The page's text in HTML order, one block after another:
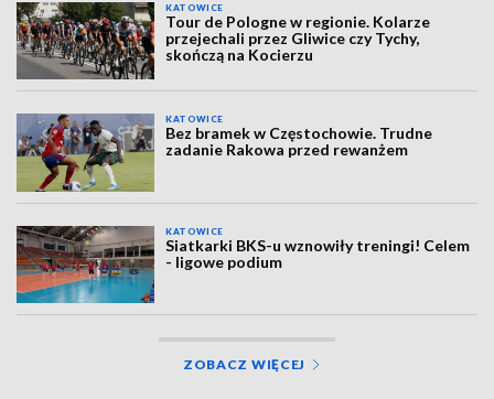
KATOWICE
Tour de Pologne w regionie. Kolarze
przejechali przez Gliwice czy Tychy,
skończą na Kocierzu
KATOWICE
Bez bramek w Częstochowie. Trudne
zadanie Rakowa przed rewanżem
KATOWICE
Siatkarki BKS-u wznowiły treningi! Celem
- ligowe podium
ZOBACZ WIĘCEJ